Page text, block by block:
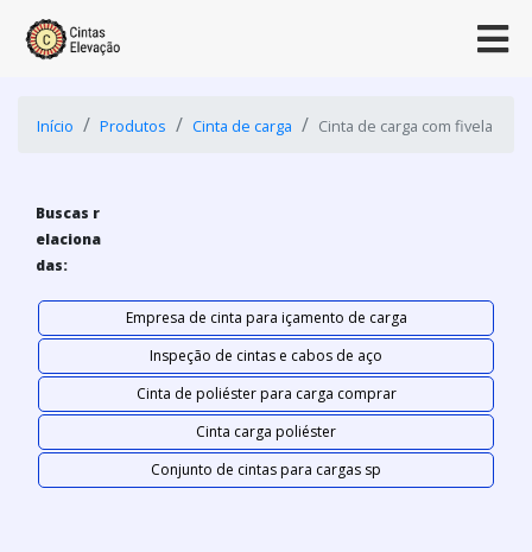
Início Produtos Cinta de carga Cinta de carga com fivela
Buscas r
elaciona
das:
Empresa de cinta para içamento de carga
Inspeção de cintas e cabos de aço
Cinta de poliéster para carga comprar
Cinta carga poliéster
Conjunto de cintas para cargas sp